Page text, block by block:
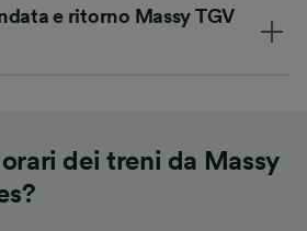
e ritorno Massy TGV
dei treni da Massy